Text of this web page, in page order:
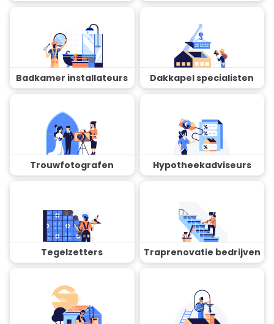
Badkamer installateurs Dakkapel specialisten
Trouwfotografen Hypotheekadviseurs
Tegelzetters Traprenovatie bedrijven